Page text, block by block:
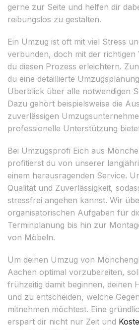
gerne zur Seite und helfen dir
reibungslos zu gestalten.
Ein Umzug ist oft mit viel Stress
verbunden, doch mit der richtigen
du diesen Prozess erleichtern.
du eine detaillierte
Überblick über alle notwendigen
Dazu gehört beispielsweise die
zuverlässigen
professionelle Unterstützung
Bei Umzugsprofi Eich aus
profitierst du von unserer
einem herausragenden Service.
Qualität und Zuverlässigkeit,
stressfrei angehen kannst. Wir
organisatorischen Aufgaben für
Terminplanung bis hin zur
von Möbeln.
Um deinen Umzug von
Aachen optimal vorzubereiten,
frühzeitig damit beginnen, deinen
und zu entscheiden, welche
mitnehmen möchtest. Eine
erspart dir nicht nur Zeit und